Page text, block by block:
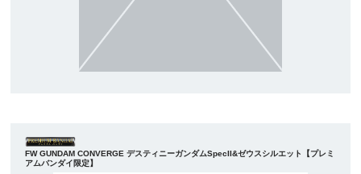
FW GUNDAM CONVERGE デスティニーガンダムSpecII&ゼウスシルエット【プレミ
アムバンダイ限定】